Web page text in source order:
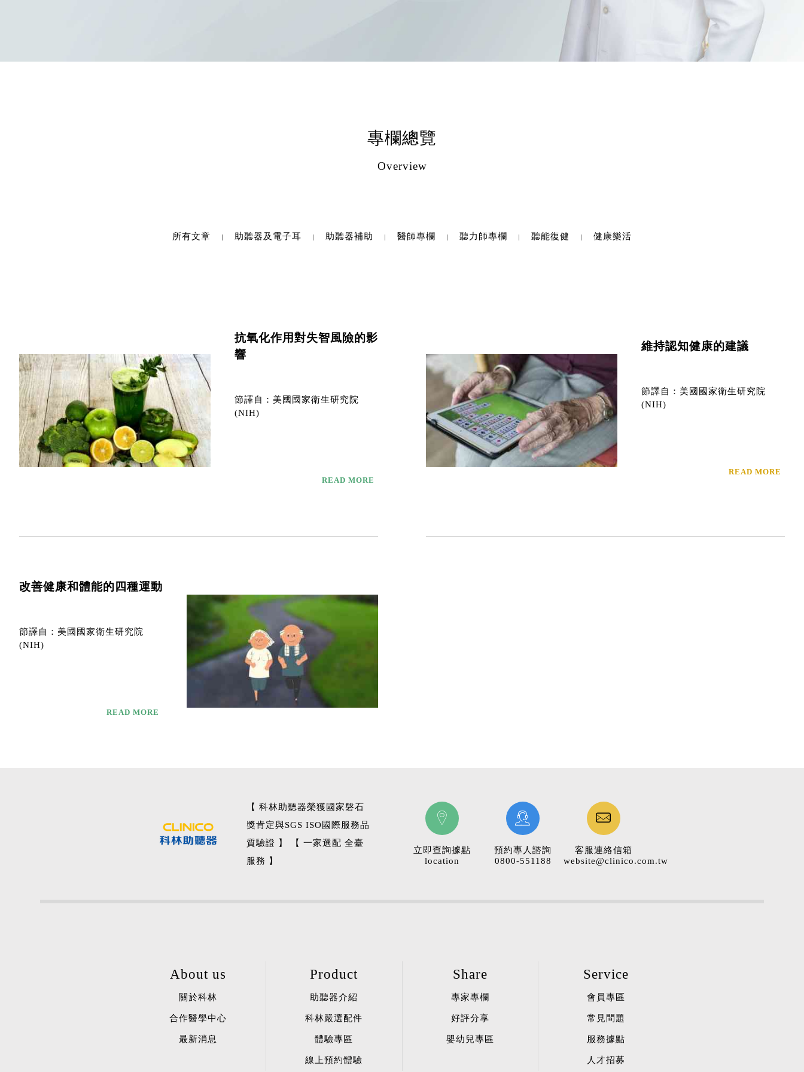
專欄總覽
Overview
所有文章 助聽器及電子耳 助聽器補助 醫師專欄 聽力師專欄 聽能復健 健康樂活
抗氧化作用對失智風險的影
響
節譯自：美國國家衛生研究院
(NIH)
READ MORE
維持認知健康的建議
節譯自：美國國家衛生研究院
(NIH)
READ MORE
改善健康和體能的四種運動
節譯自：美國國家衛生研究院
(NIH)
READ MORE
【 科林助聽器榮獲國家磐石
獎肯定與SGS ISO國際服務品
質驗證 】 【 一家選配 全臺
服務 】
立即查詢據點
location
預約專人諮詢
0800-551188
客服連絡信箱
website@clinico.com.tw
About us
關於科林
合作醫學中心
最新消息
Product
助聽器介紹
科林嚴選配件
體驗專區
線上預約體驗
Share
專家專欄
好評分享
嬰幼兒專區
Service
會員專區
常見問題
服務據點
人才招募